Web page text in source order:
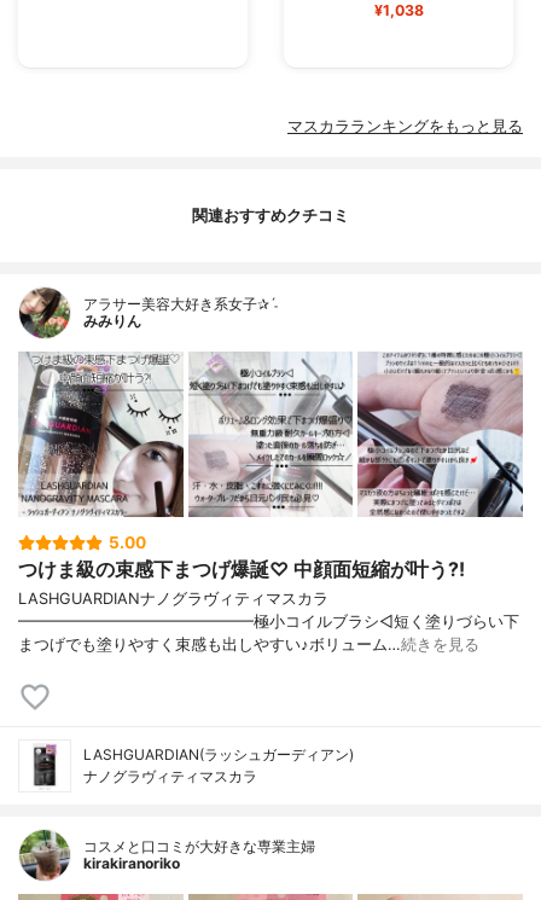
¥1,038
マスカラランキングをもっと見る
関連おすすめクチコミ
アラサー美容大好き系女子✰ˊ˗
みみりん
5.00
つけま級の束感下まつげ爆誕♡ 中顔面短縮が叶う?!
LASHGUARDIANナノグラヴィティマスカラ
━━━━━━━━━━━━━━━極小コイルブラシ◁短く塗りづらい下
まつげでも塗りやすく束感も出しやすい♪ボリューム…続きを見る
LASHGUARDIAN(ラッシュガーディアン)
ナノグラヴィティマスカラ
コスメと口コミが大好きな専業主婦
kirakiranoriko